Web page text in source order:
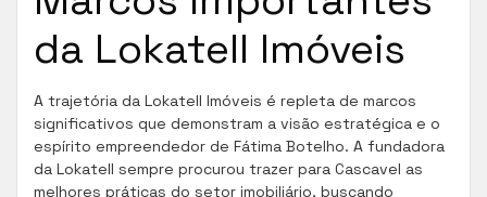
da Lokatell Imóveis
A trajetória da Lokatell Imóveis é repleta de marcos
significativos que demonstram a visão estratégica e o
espírito empreendedor de Fátima Botelho. A fundadora
da Lokatell sempre procurou trazer para Cascavel as
melhores práticas do setor imobiliário, buscando